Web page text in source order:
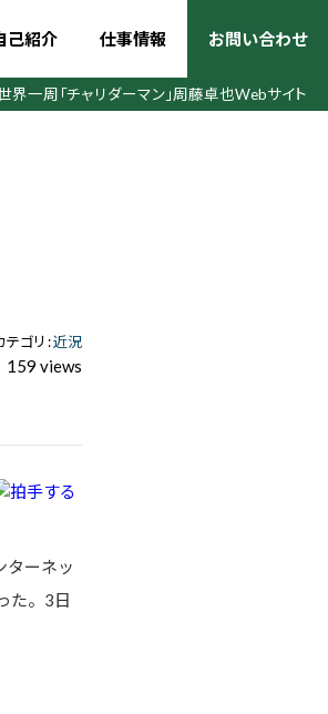
己紹介 仕事情報 お問い合わせ
界一周 「チャリダーマン」周藤卓也Webサイト
テゴリ :近況
159 views
ターネッ
た。3日